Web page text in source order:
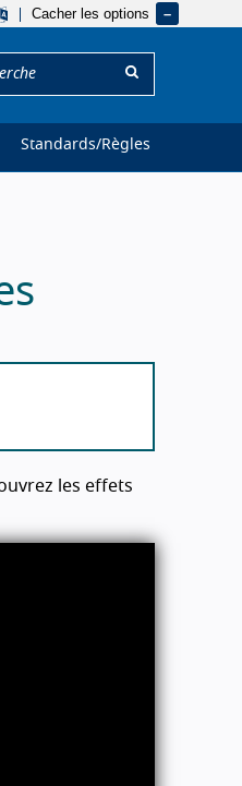
Cacher les options
Standards/Règles
les effets